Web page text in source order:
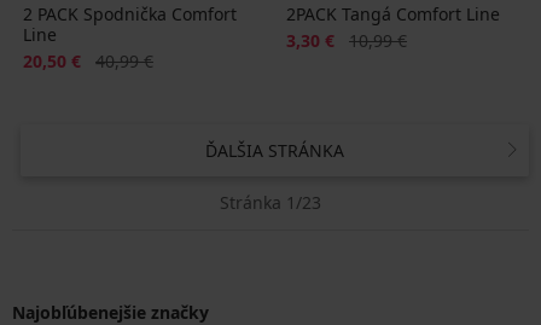
2 PACK Spodnička Comfort
Line
Zľava
20,50 € Pôvodná cena
40,99 €
2PACK Tangá Comfort Line
Zľava
3,30 € Pôvodná cena
10,99 €
ĎALŠIA STRÁNKA
Stránka 1/23
Najobľúbenejšie značky